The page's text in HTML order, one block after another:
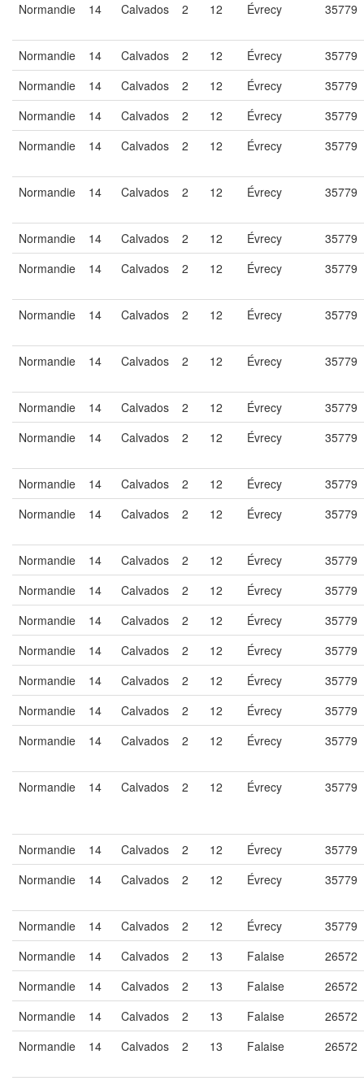
Normandie
14 Calvados 2 12 Évrecy 35779
Normandie 14 Calvados 2 12 Évrecy
35779
Normandie
14 Calvados 2 12 Évrecy
35779
Normandie
14 Calvados 2 12 Évrecy
35779
Normandie
14 Calvados 2 12 Évrecy 35779
Normandie 14 Calvados 2 12 Évrecy 35779
Normandie 14 Calvados 2 12 Évrecy
35779
Normandie
14 Calvados 2 12 Évrecy 35779
Normandie 14 Calvados 2 12 Évrecy 35779
Normandie 14 Calvados 2 12 Évrecy 35779
Normandie 14 Calvados 2 12 Évrecy
35779
Normandie
14 Calvados 2 12 Évrecy 35779
Normandie 14 Calvados 2 12 Évrecy
35779
Normandie
14 Calvados 2 12 Évrecy 35779
Normandie 14 Calvados 2 12 Évrecy
35779
Normandie
14 Calvados 2 12 Évrecy
35779
Normandie
14 Calvados 2 12 Évrecy
35779
Normandie
14 Calvados 2 12 Évrecy
35779
Normandie
14 Calvados 2 12 Évrecy
35779
Normandie
14 Calvados 2 12 Évrecy
35779
Normandie
14 Calvados 2 12 Évrecy 35779
Normandie 14 Calvados 2 12 Évrecy 35779
Normandie 14 Calvados 2 12 Évrecy
35779
Normandie
14 Calvados 2 12 Évrecy 35779
Normandie 14 Calvados 2 12 Évrecy
35779
Normandie
14 Calvados 2 13 Falaise
26572
Normandie
14 Calvados 2 13 Falaise
26572
Normandie
14 Calvados 2 13 Falaise
26572
Normandie
14 Calvados 2 13 Falaise 26572